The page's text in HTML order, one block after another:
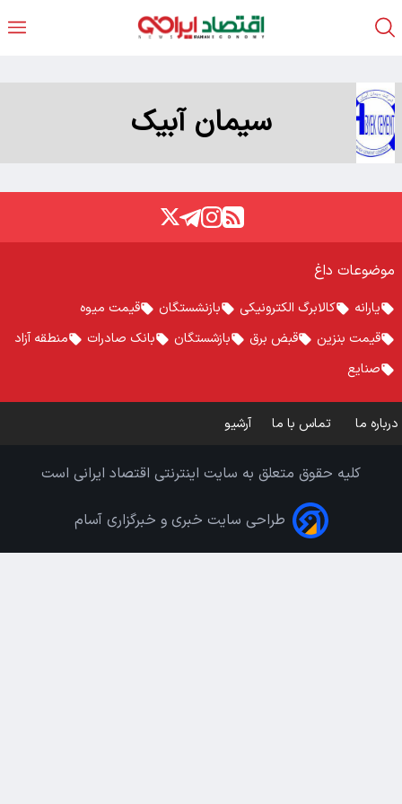
سیمان آبیک
موضوعات داغ
یارانه کالابرگ الکترونیکی بازنشستگان
قیمت میوه
قیمت بنزین
قبض برق بازشستگان بانک صادرات
منطقه آزاد
صنایع
درباره ما تماس با ما آرشیو
کلیه حقوق متعلق به سایت اینترنتی اقتصاد ایرانی است
طراحی سایت خبری و خبرگزاری آسام